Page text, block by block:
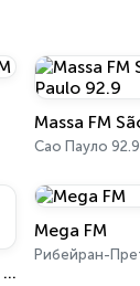
Сао Пауло 92.9
Band FM Vitória da Conquista
Mega FM